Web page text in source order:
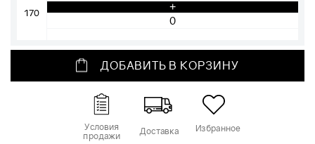
170 +
ДОБАВИТЬ В КОРЗИНУ
Условия
продажи Доставка Избранное